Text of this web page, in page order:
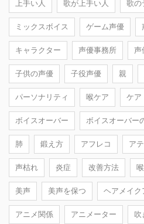
上手い人 歌が上手い人 歌の
ミックスボイス ゲーム声優
キャラクター 声優事務所 声
子供の声優 子役声優 親
パーソナリティ 喉ケア ケア
ボイスオーバー ボイスオーバー
肺 鍛え方 アフレコ ア
声枯れ 炎症 改善方法
美声 美声を保つ ヘアメイク
アニメ関係 アニメーター 吹